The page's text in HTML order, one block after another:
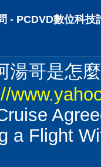
- PCDVD數位科技
湯哥是怎
a Flight